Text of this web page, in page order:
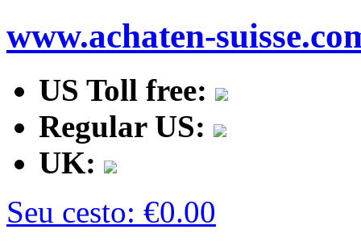
www.achaten-
US Toll free:
Regular US:
UK:
Seu cesto: €0.00